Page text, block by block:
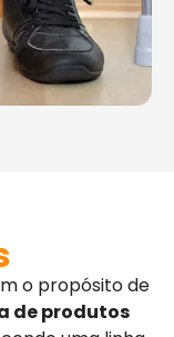
o propósito de
de produtos